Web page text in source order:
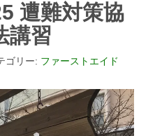
遭難対策協
講習
ゴリー: ファーストエイド